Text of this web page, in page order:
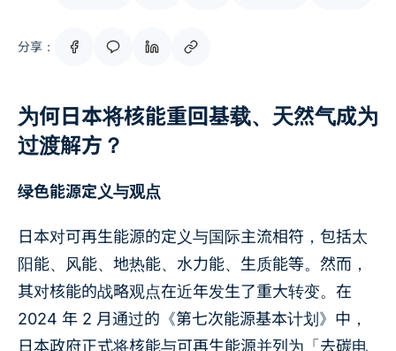
分享：
为何日本将核能重回基载、天然气成为
过渡解方？
绿色能源定义与观点
日本对可再生能源的定义与国际主流相符，包括太
阳能、风能、地热能、水力能、生质能等。然而，
其对核能的战略观点在近年发生了重大转变。在
2024 年 2 月通过的《第七次能源基本计划》中，
日本政府正式将核能与可再生能源并列为「去碳电